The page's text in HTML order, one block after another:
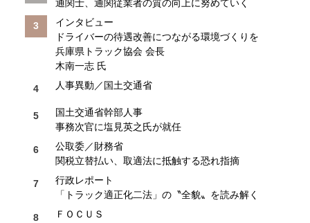
通関士、通関従業者の質の向上に努めていく
インタビュー
ドライバーの待遇改善につながる環境づくりを
兵庫県トラック協会 会長
木南一志 氏
人事異動／国土交通省
国土交通省幹部人事
事務次官に塩見英之氏が就任
公取委／財務省
関税立替払い、取適法に抵触する恐れ指摘
行政レポート
「トラック適正化二法」の〝全貌〟を読み解く
ＦＯＣＵＳ